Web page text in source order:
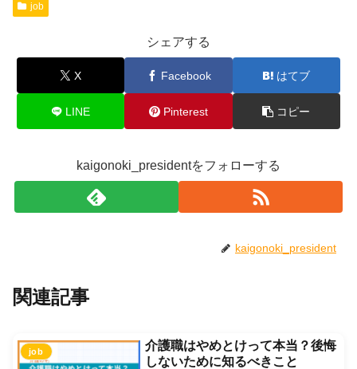
job
シェアする
X Facebook はてブ
LINE Pinterest コピー
kaigonoki_presidentをフォローする
kaigonoki_president
関連記事
job
介護職はやめとけって本当？後悔
しないために知るべきこと